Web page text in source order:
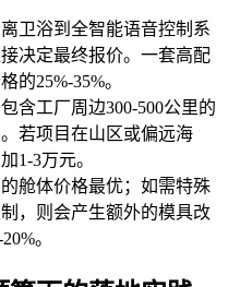
卫浴到全智能语音控制系
决定最终报价。一套高配
的25%-35%。
含工厂周边300-500公里的
若项目在山区或偏远海
1-3万元。
舱体价格最优；如需特殊
，则会产生额外的模具改
。